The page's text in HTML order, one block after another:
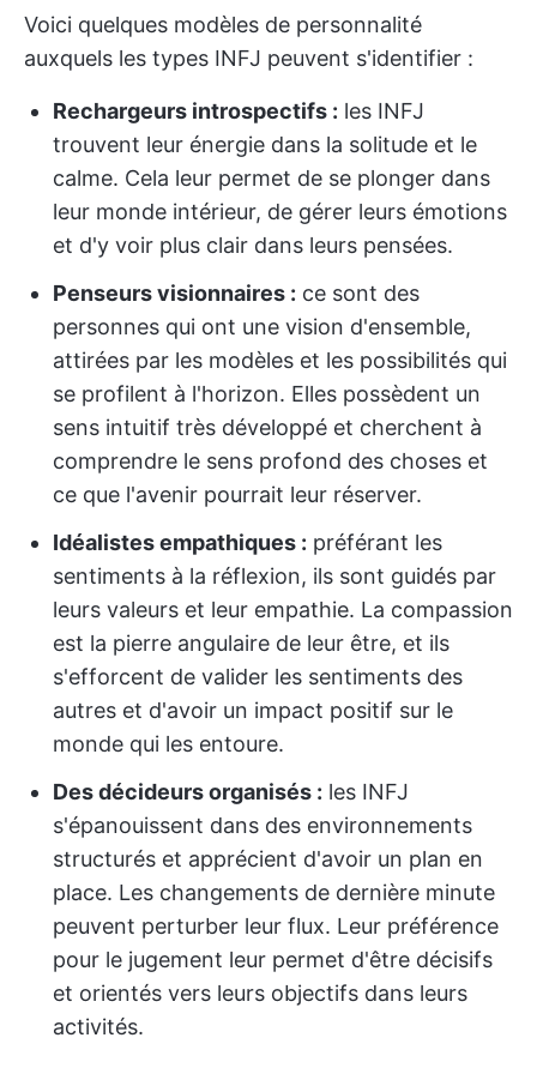
Voici quelques modèles de personnalité
auxquels les types INFJ peuvent s'identifier :
Rechargeurs introspectifs : les INFJ
trouvent leur énergie dans la solitude et le
calme. Cela leur permet de se plonger dans
leur monde intérieur, de gérer leurs émotions
et d'y voir plus clair dans leurs pensées.
Penseurs visionnaires : ce sont des
personnes qui ont une vision d'ensemble,
attirées par les modèles et les possibilités qui
se profilent à l'horizon. Elles possèdent un
sens intuitif très développé et cherchent à
comprendre le sens profond des choses et
ce que l'avenir pourrait leur réserver.
Idéalistes empathiques : préférant les
sentiments à la réflexion, ils sont guidés par
leurs valeurs et leur empathie. La compassion
est la pierre angulaire de leur être, et ils
s'efforcent de valider les sentiments des
autres et d'avoir un impact positif sur le
monde qui les entoure.
Des décideurs organisés : les INFJ
s'épanouissent dans des environnements
structurés et apprécient d'avoir un plan en
place. Les changements de dernière minute
peuvent perturber leur flux. Leur préférence
pour le jugement leur permet d'être décisifs
et orientés vers leurs objectifs dans leurs
activités.